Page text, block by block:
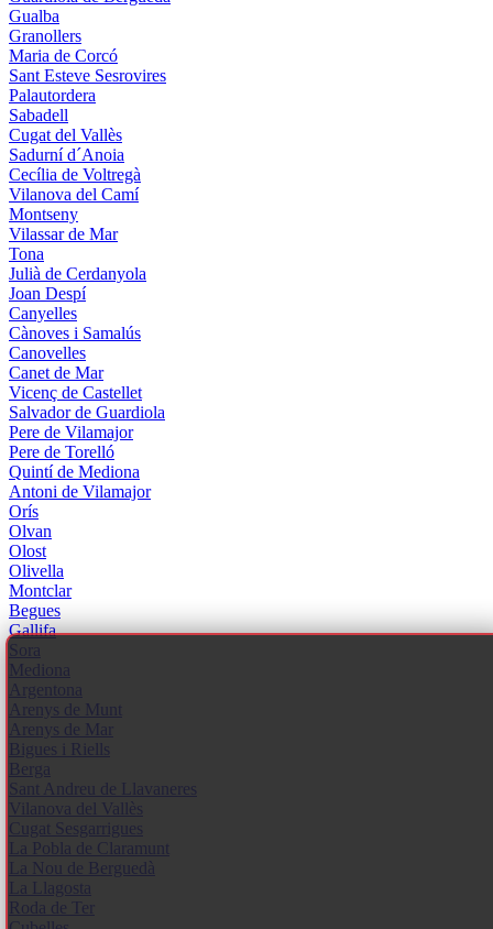
Gualba
Granollers
Maria de Corcó
Sant Esteve Sesrovires
Palautordera
Sabadell
Cugat del Vallès
Sadurní d´Anoia
Cecília de Voltregà
Vilanova del Camí
Montseny
Vilassar de Mar
Tona
Julià de Cerdanyola
Joan Despí
Canyelles
Cànoves i Samalús
Canovelles
Canet de Mar
Vicenç de Castellet
Salvador de Guardiola
Pere de Vilamajor
Pere de Torelló
Quintí de Mediona
Antoni de Vilamajor
Orís
Olvan
Olost
Olivella
Montclar
Begues
Gallifa
Sora
Mediona
Argentona
Arenys de Munt
Arenys de Mar
Bigues i Riells
Berga
Sant Andreu de Llavaneres
Vilanova del Vallès
Cugat Sesgarrigues
La Pobla de Claramunt
La Nou de Berguedà
La Llagosta
Roda de Ter